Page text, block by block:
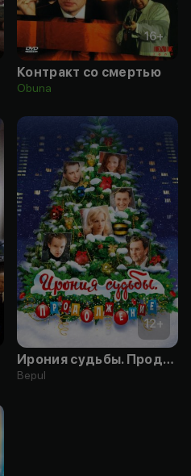
16+
Контракт со смертью
Obuna
12+
Ирония судьбы. Продолжение
Bepul